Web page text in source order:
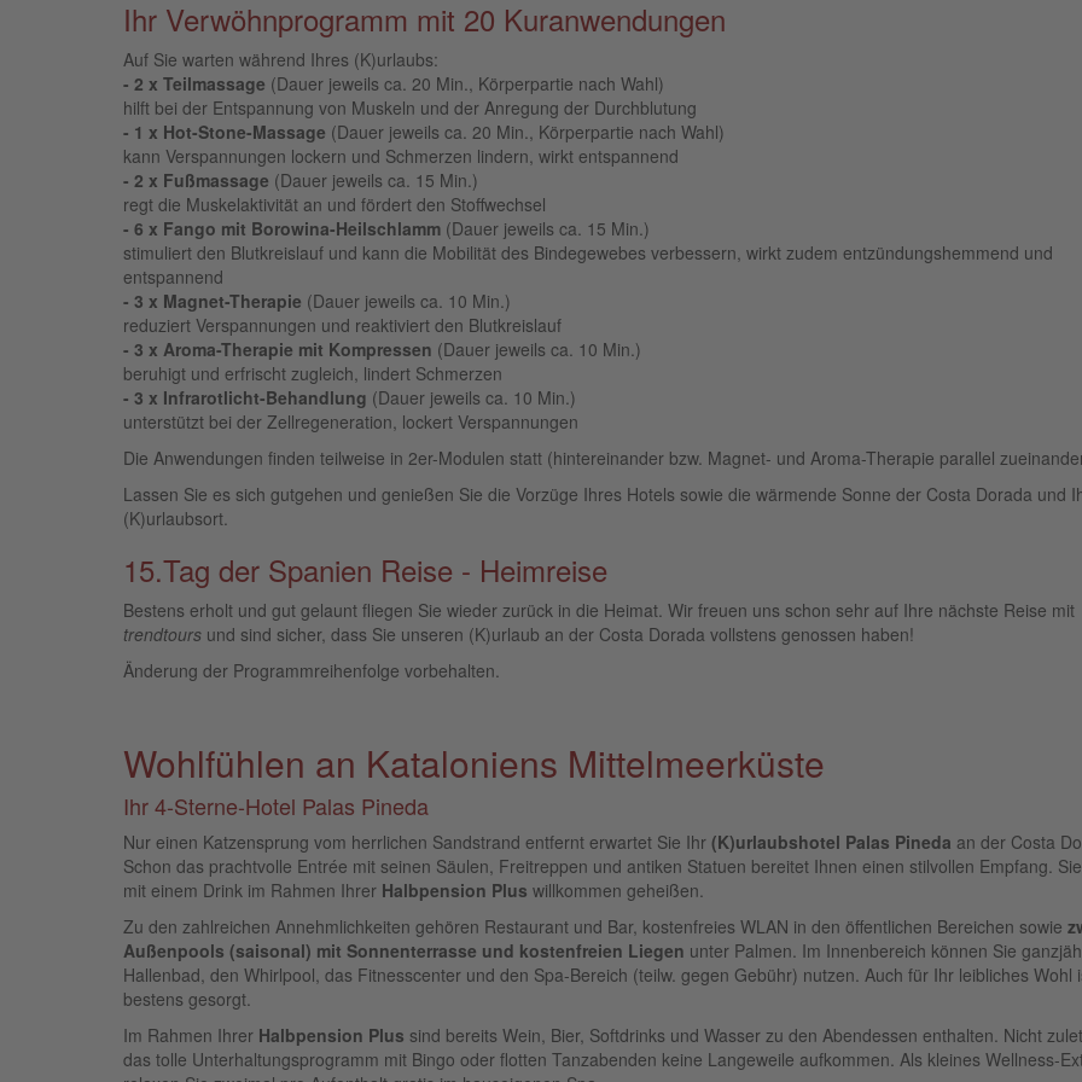
Ihr Verwöhnprogramm mit 20 Kuranwendungen
Auf Sie warten während Ihres (K)urlaubs:
- 2 x Teilmassage (Dauer jeweils ca. 20 Min., Körperpartie nach Wahl)
hilft bei der Entspannung von Muskeln und der Anregung der Durchblutung
- 1 x Hot-Stone-Massage (Dauer jeweils ca. 20 Min., Körperpartie nach Wahl)
kann Verspannungen lockern und Schmerzen lindern, wirkt entspannend
- 2 x Fußmassage (Dauer jeweils ca. 15 Min.)
regt die Muskelaktivität an und fördert den Stoffwechsel
- 6 x Fango mit Borowina-Heilschlamm (Dauer jeweils ca. 15 Min.)
stimuliert den Blutkreislauf und kann die Mobilität des Bindegewebes verbessern, wirkt zudem entzündungshemmend und
entspannend
- 3 x Magnet-Therapie (Dauer jeweils ca. 10 Min.)
reduziert Verspannungen und reaktiviert den Blutkreislauf
- 3 x Aroma-Therapie mit Kompressen (Dauer jeweils ca. 10 Min.)
beruhigt und erfrischt zugleich, lindert Schmerzen
- 3 x Infrarotlicht-Behandlung (Dauer jeweils ca. 10 Min.)
unterstützt bei der Zellregeneration, lockert Verspannungen
Die Anwendungen finden teilweise in 2er-Modulen statt (hintereinander bzw. Magnet- und Aroma-Therapie parallel
Lassen Sie es sich gutgehen und genießen Sie die Vorzüge Ihres Hotels sowie die wärmende Sonne der Costa Dorada und
(K)urlaubsort.
15.Tag der Spanien Reise - Heimreise
Bestens erholt und gut gelaunt fliegen Sie wieder zurück in die Heimat. Wir freuen uns schon sehr auf Ihre nächste Reise mit
trendtours und sind sicher, dass Sie unseren (K)urlaub an der Costa Dorada vollstens genossen haben!
Änderung der Programmreihenfolge vorbehalten.
Wohlfühlen an Kataloniens Mittelmeerküste
Ihr 4-Sterne-Hotel Palas Pineda
Nur einen Katzensprung vom herrlichen Sandstrand entfernt erwartet Sie Ihr (K)urlaubshotel Palas Pineda an der Costa
Schon das prachtvolle Entrée mit seinen Säulen, Freitreppen und antiken Statuen bereitet Ihnen einen stilvollen Empfang.
mit einem Drink im Rahmen Ihrer Halbpension Plus willkommen geheißen.
Zu den zahlreichen Annehmlichkeiten gehören Restaurant und Bar, kostenfreies WLAN in den öffentlichen Bereichen sowie
Außenpools (saisonal) mit Sonnenterrasse und kostenfreien Liegen unter Palmen. Im Innenbereich können Sie
Hallenbad, den Whirlpool, das Fitnesscenter und den Spa-Bereich (teilw. gegen Gebühr) nutzen. Auch für Ihr leibliches Wohl
bestens gesorgt.
Im Rahmen Ihrer Halbpension Plus sind bereits Wein, Bier, Softdrinks und Wasser zu den Abendessen enthalten. Nicht
das tolle Unterhaltungsprogramm mit Bingo oder flotten Tanzabenden keine Langeweile aufkommen. Als kleines Wellness-